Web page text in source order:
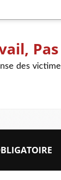
des